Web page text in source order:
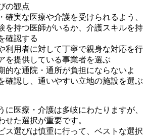
の観点
確実な医療や介護を受けられるよう、
を持つ医師がいるか、介護スキルを持
確認する
利用者に対して丁寧で親身な対応を行
を提供している事業者を選ぶ
的な通院・通所が負担にならないよ
確認し、通いやすい立地の施設を選ぶ
に医療・介護は多岐にわたりますが、
せた選択が重要です。
ス選びは慎重に行って、ベストな選択